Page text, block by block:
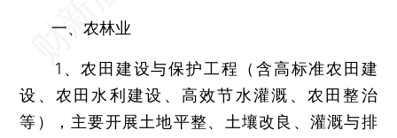
一、农林业
1、农田建设与保护工程（含高标准农田建
设、农田水利建设、高效节水灌溉、农田整治
等），主要开展土地平整、土壤改良、灌溉与排